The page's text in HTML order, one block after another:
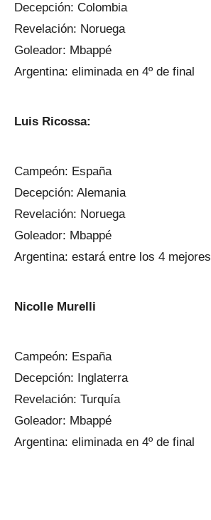
Decepción: Colombia
Revelación: Noruega
Goleador: Mbappé
Argentina: eliminada en 4º de final
Luis Ricossa:
Campeón: España
Decepción: Alemania
Revelación: Noruega
Goleador: Mbappé
Argentina: estará entre los 4 mejores
Nicolle Murelli
Campeón: España
Decepción: Inglaterra
Revelación: Turquía
Goleador: Mbappé
Argentina: eliminada en 4º de final